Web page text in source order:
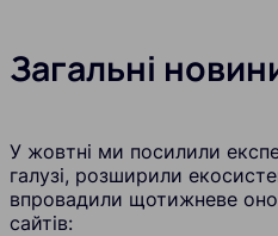
Загальні
У жовтні ми посилили
галузі, розширили
впровадили щотижневе
сайтів: